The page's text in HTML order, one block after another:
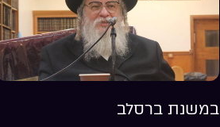
במשנת ברסלב